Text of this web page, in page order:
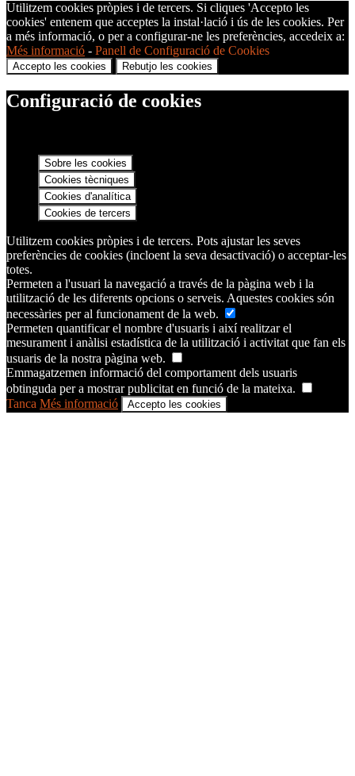
Utilitzem cookies pròpies i de tercers. Si cliques 'Accepto les
cookies' entenem que acceptes la instal·lació i ús de les cookies. Per
a més informació, o per a configurar-ne les preferències, accedeix a:
Més informació - Panell de Configuració de Cookies
Accepto les cookies Rebutjo les cookies
Configuració de cookies
Sobre les cookies
Cookies tècniques
Cookies d'analítica
Cookies de tercers
Utilitzem cookies pròpies i de tercers. Pots ajustar les seves
preferències de cookies (incloent la seva desactivació) o acceptar-les
totes.
Permeten a l'usuari la navegació a través de la pàgina web i la
utilització de les diferents opcions o serveis. Aquestes cookies són
necessàries per al funcionament de la web.
Permeten quantificar el nombre d'usuaris i així realitzar el
mesurament i anàlisi estadística de la utilització i activitat que fan els
usuaris de la nostra pàgina web.
Emmagatzemen informació del comportament dels usuaris
obtinguda per a mostrar publicitat en funció de la mateixa.
Tanca Més informació Accepto les cookies